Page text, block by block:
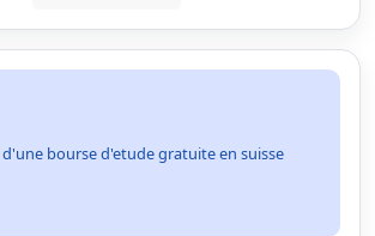
bourse d'etude gratuite en suisse